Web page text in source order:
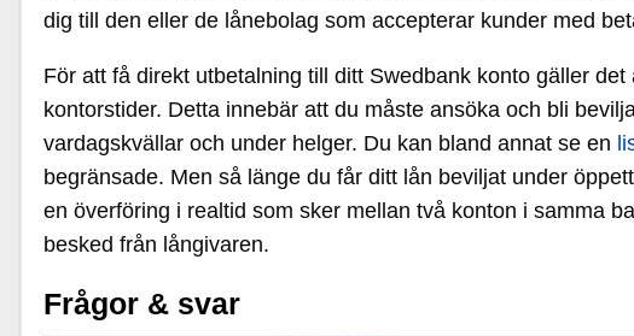
dig till den eller de lånebolag som accepterar kunder med
För att få direkt utbetalning till ditt Swedbank konto gäller
kontorstider. Detta innebär att du måste ansöka och bli
vardagskvällar och under helger. Du kan bland annat se en
begränsade. Men så länge du får ditt lån beviljat under
en överföring i realtid som sker mellan två konton i samma
besked från långivaren.
Frågor & svar